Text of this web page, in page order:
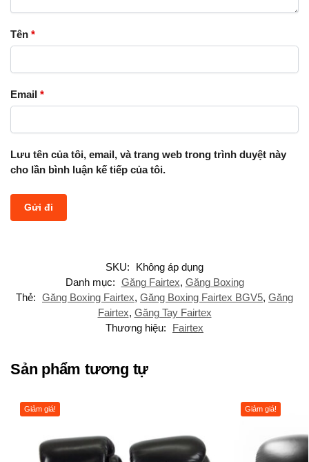
Tên *
Email *
Lưu tên của tôi, email, và trang web trong trình duyệt này
cho lần bình luận kế tiếp của tôi.
SKU:
Không áp dụng
Danh mục: Găng Fairtex, Găng Boxing
Thẻ: Găng Boxing Fairtex, Găng Boxing Fairtex BGV5, Găng
Fairtex, Găng Tay Fairtex
Thương hiệu:
Fairtex
Sản phẩm tương tự
Giảm giá! Giảm giá!